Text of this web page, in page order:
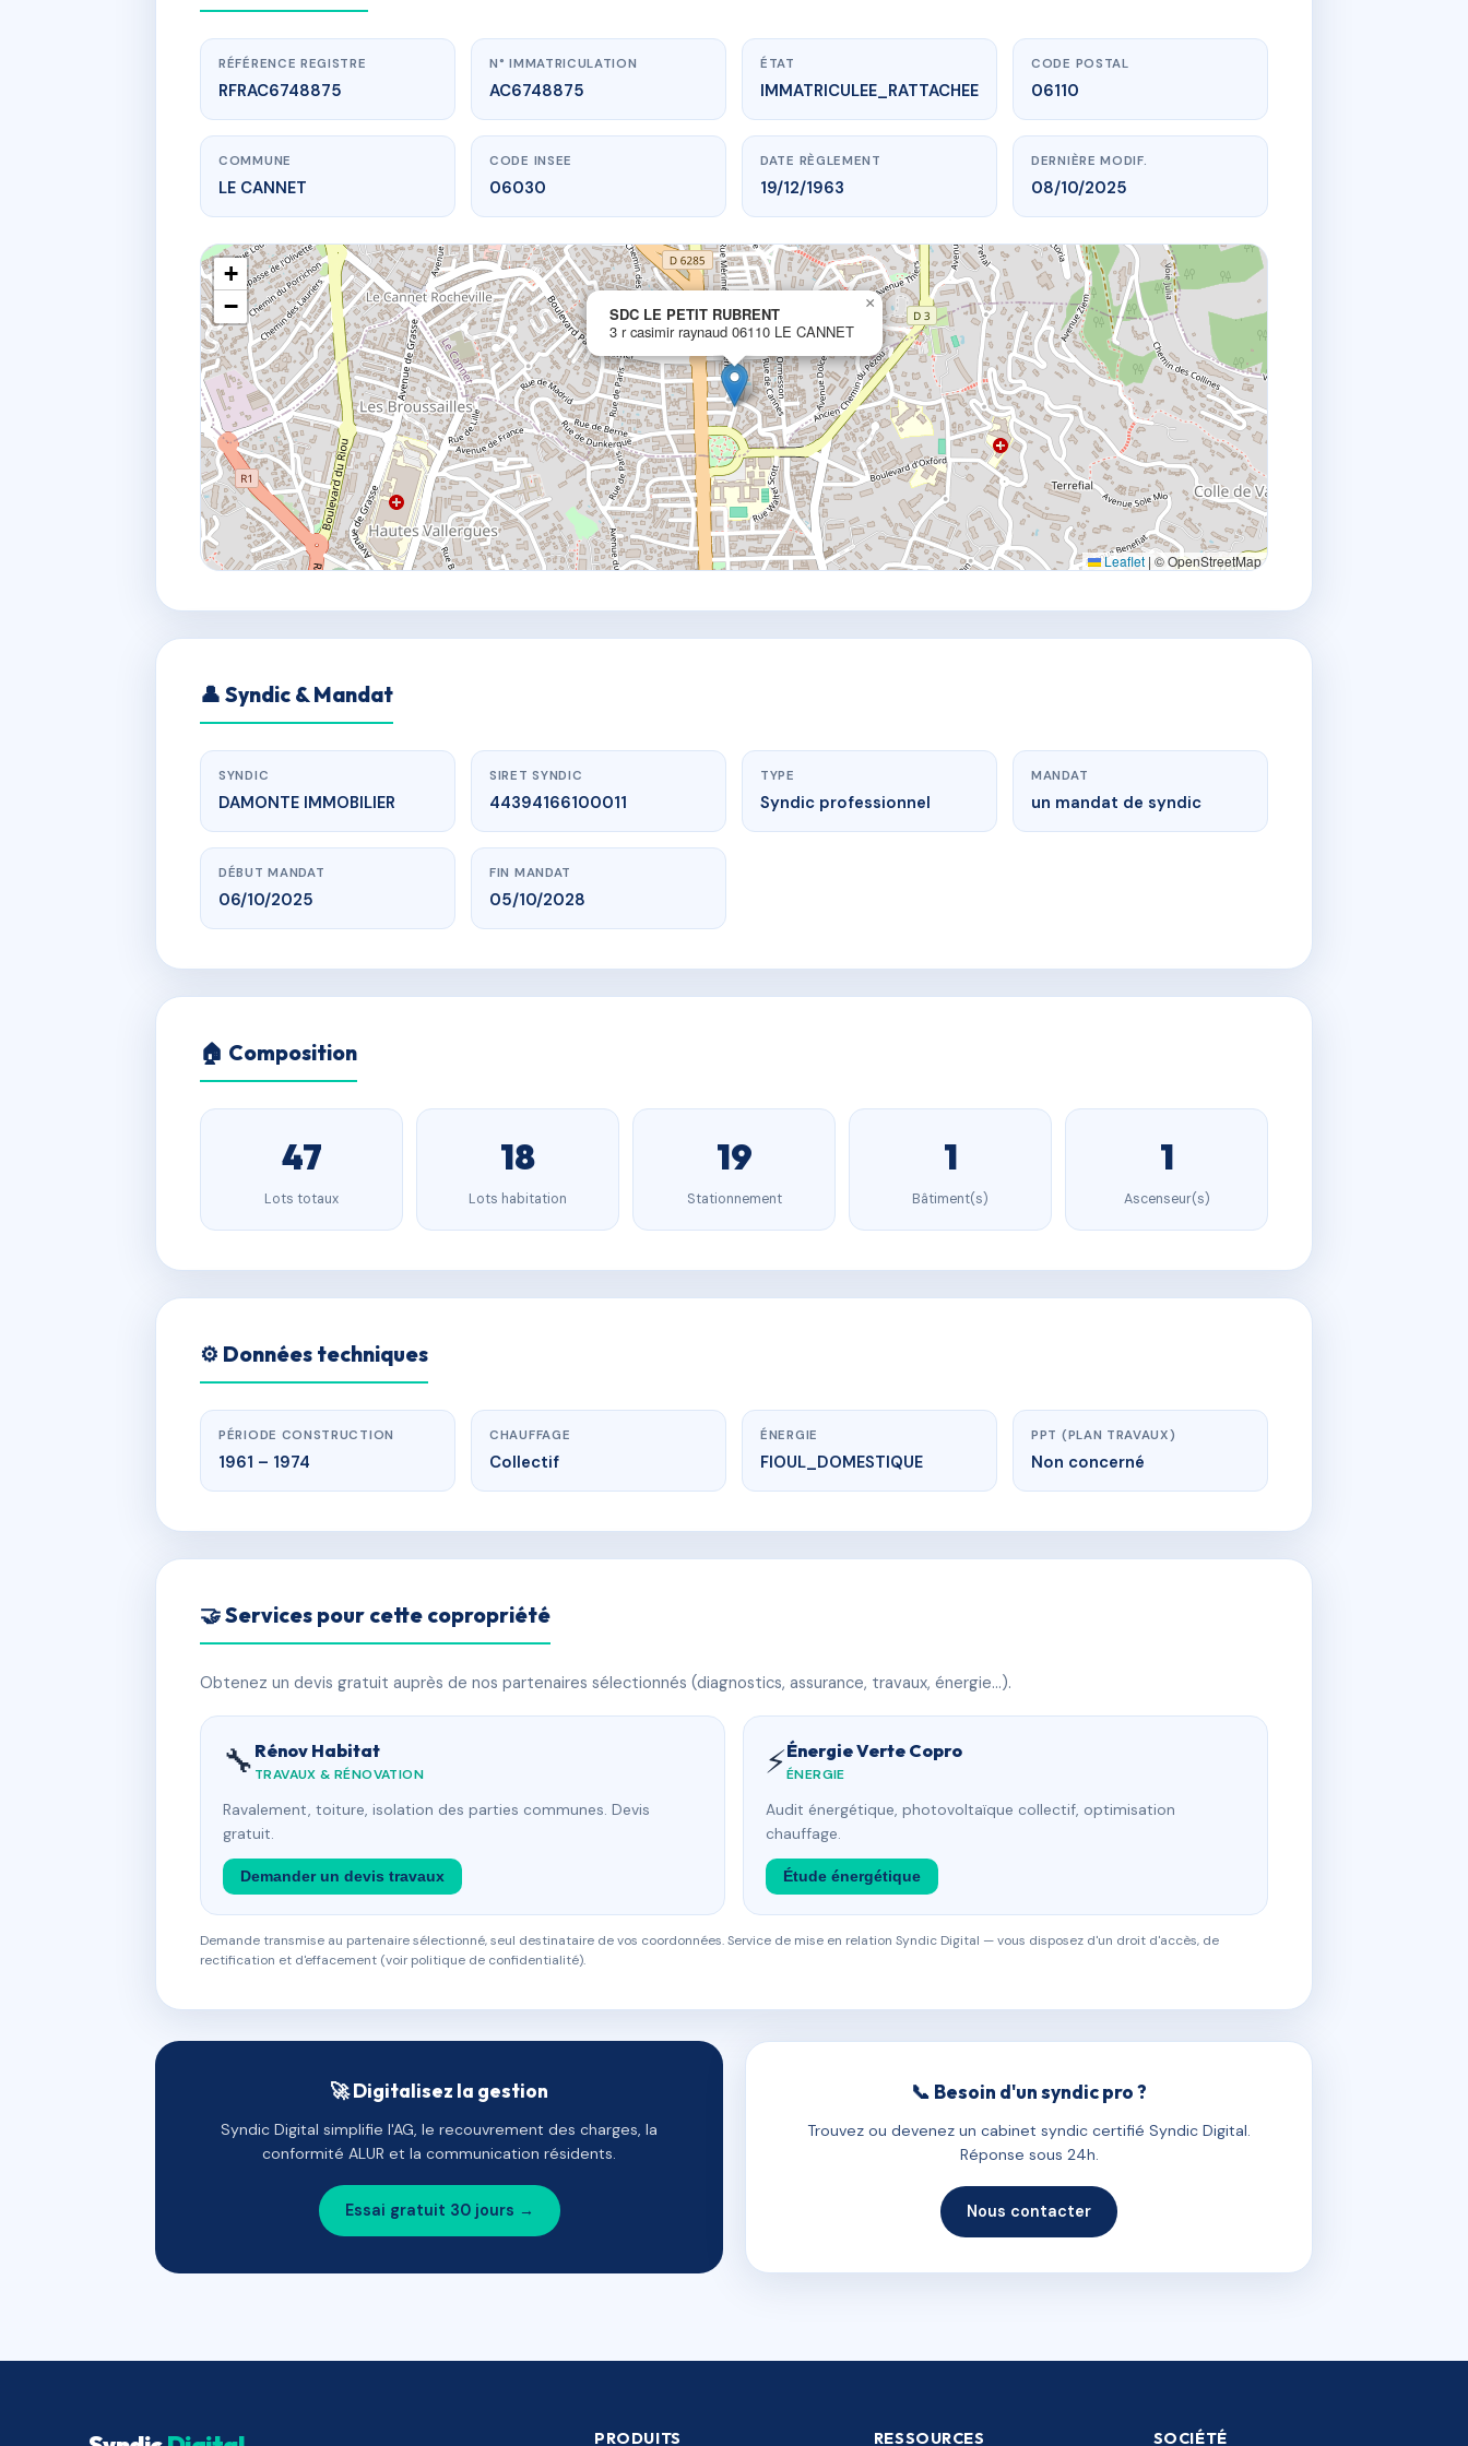
www.vme.plus/AC6748875
SDC LE PETIT RUBRENT
3 r casimir raynaud06110 LE CANNET
RÉFÉRENCE REGISTRE
RFRAC6748875
N° IMMATRICULATION
AC6748875
ÉTAT
IMMATRICULEE_RATTACHEE
CODE POSTAL
06110
COMMUNE
LE CANNET
CODE INSEE
06030
DATE RÈGLEMENT
19/12/1963
DERNIÈRE MODIF.
08/10/2025
SDC LE PETIT RUBRENT
3 r casimir raynaud 06110 LE CANNET
×
+
−
Leaflet | © OpenStreetMap
👤 Syndic & Mandat
SYNDIC
DAMONTE IMMOBILIER
SIRET SYNDIC
44394166100011
TYPE
Syndic professionnel
MANDAT
un mandat de syndic
DÉBUT MANDAT
06/10/2025
FIN MANDAT
05/10/2028
🏠 Composition
47
Lots totaux
18
Lots habitation
19
Stationnement
1
Bâtiment(s)
1
Ascenseur(s)
⚙️ Données techniques
PÉRIODE CONSTRUCTION
1961 – 1974
CHAUFFAGE
Collectif
ÉNERGIE
FIOUL_DOMESTIQUE
PPT (PLAN TRAVAUX)
Non concerné
🤝 Services pour cette copropriété
Obtenez un devis gratuit auprès de nos partenaires sélectionnés (diagnostics, assurance, travaux, énergie…).
🔧 Rénov Habitat
TRAVAUX & RÉNOVATION
Ravalement, toiture, isolation des parties communes. Devis
gratuit.
Demander un devis travaux
⚡Énergie Verte Copro
ÉNERGIE
Audit énergétique, photovoltaïque collectif, optimisation
chauffage.
Étude énergétique
Demande transmise au partenaire sélectionné, seul destinataire de vos coordonnées. Service de mise en relation Syndic Digital — vous disposez d'un droit d'accès, de
rectification et d'effacement (voir politique de confidentialité).
🚀 Digitalisez la gestion
Syndic Digital simplifie l'AG, le recouvrement des charges, la
conformité ALUR et la communication résidents.
Essai gratuit 30 jours →
📞 Besoin d'un syndic pro ?
Trouvez ou devenez un cabinet syndic certifié Syndic Digital.
Réponse sous 24h.
Nous contacter
PRODUITS RESSOURCES SOCIÉTÉ